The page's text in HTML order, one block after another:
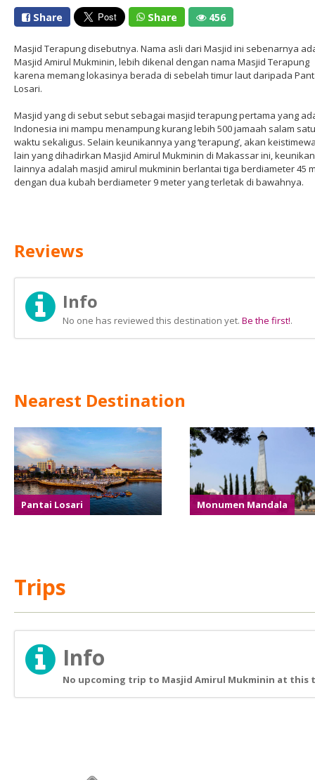
Share Share 456
Masjid Terapung disebutnya. Nama asli dari Masjid ini sebenarnya
Masjid Amirul Mukminin, lebih dikenal dengan nama Masjid Terapung
karena memang lokasinya berada di sebelah timur laut daripada
Losari.
Masjid yang di sebut sebut sebagai masjid terapung pertama yang
Indonesia ini mampu menampung kurang lebih 500 jamaah salam satu
waktu sekaligus. Selain keunikannya yang ‘terapung’, akan
lain yang dihadirkan Masjid Amirul Mukminin di Makassar ini, keunikan
lainnya adalah masjid amirul mukminin berlantai tiga berdiameter 45
dengan dua kubah berdiameter 9 meter yang terletak di bawahnya.
Reviews
Info
No one has reviewed this destination yet. Be the first!.
Nearest Destination
Pantai Losari Monumen Mandala
Trips
Info
No upcoming trip to Masjid Amirul Mukminin at this